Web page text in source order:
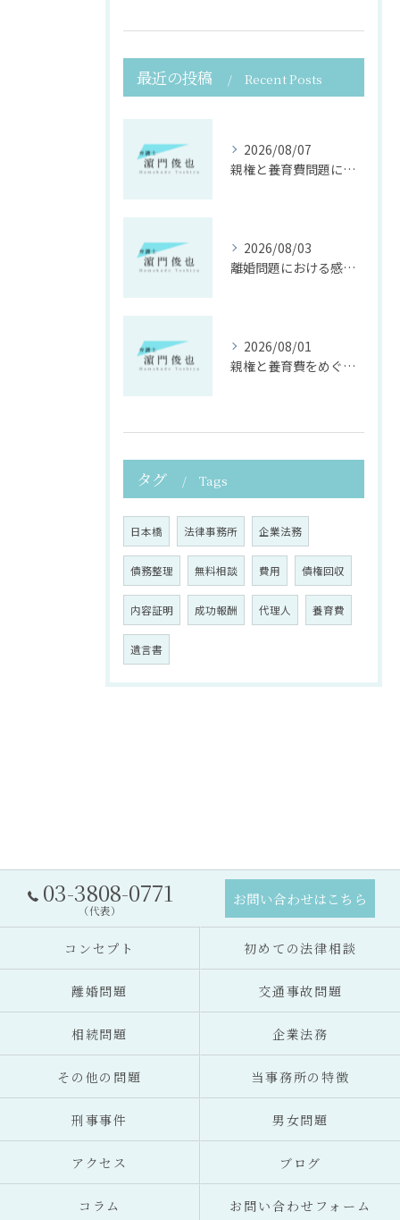
最近の投稿 Recent Posts
2026/08/07
親権と養育費問題に寄り添う法律支援
2026/08/03
離婚問題における感情面に配慮した誠実な法律サポート
2026/08/01
親権と養育費をめぐる法律支援の重要性
タグ Tags
日本橋 法律事務所 企業法務
債務整理 無料相談 費用 債権回収
内容証明 成功報酬 代理人 養育費
遺言書
03-3808-0771
（代表）
お問い合わせはこちら
コンセプト 初めての法律相談
離婚問題 交通事故問題
相続問題 企業法務
その他の問題 当事務所の特徴
刑事事件 男女問題
アクセス ブログ
コラム お問い合わせフォーム